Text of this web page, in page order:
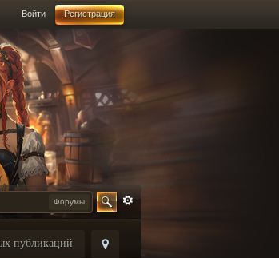
Войти Регистрация
Форумы
публикаций